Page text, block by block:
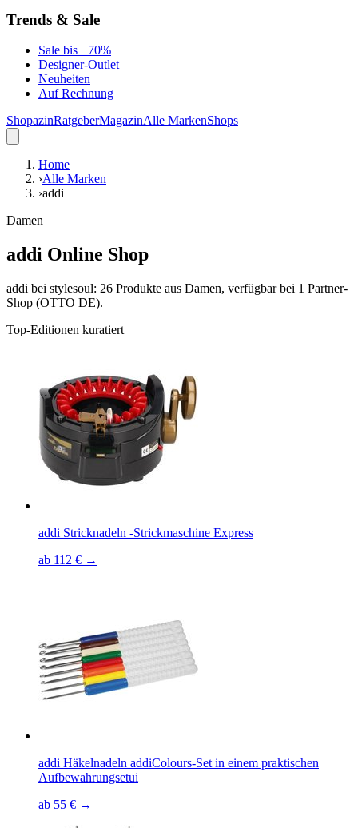
Trends & Sale
Sale bis −70%
Designer-Outlet
Neuheiten
Auf Rechnung
ShopazinRatgeberMagazinAlle MarkenShops
Home
›Alle Marken
›addi
Damen
addi Online Shop
addi bei stylesoul: 26 Produkte aus Damen, verfügbar bei 1 Partner-
Shop (OTTO DE).
Top-Editionen kuratiert
addi Stricknadeln -Strickmaschine Express
ab 112 € →
addi Häkelnadeln addiColours-Set in einem praktischen
Aufbewahrungsetui
ab 55 € →